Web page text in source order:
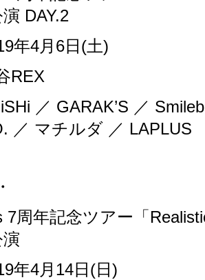
DAY.2
年4月6日(土)
REX
／ GARAK’S ／
／ マチルダ ／ LAPLUS
7周年記念ツアー「
年4月14日(日)